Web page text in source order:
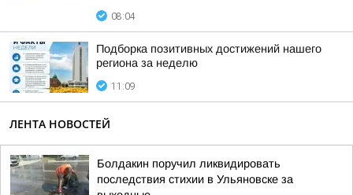
08:04
Подборка позитивных достижений нашего
региона за неделю
11:09
ЛЕНТА НОВОСТЕЙ
Болдакин поручил ликвидировать
последствия стихии в Ульяновске за